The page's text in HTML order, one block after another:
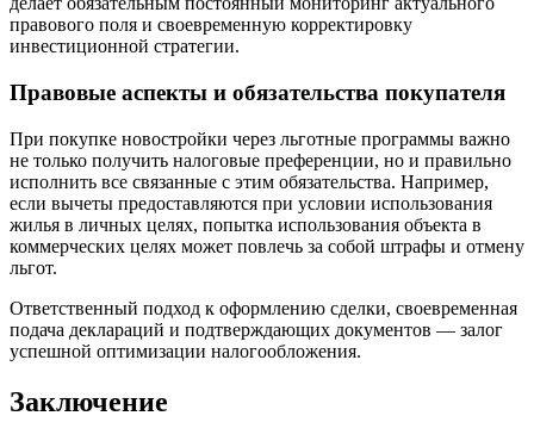
правового поля и своевременную корректировку
инвестиционной стратегии.
Правовые аспекты и обязательства покупателя
При покупке новостройки через льготные программы важно
не только получить налоговые преференции, но и правильно
исполнить все связанные с этим обязательства. Например,
если вычеты предоставляются при условии использования
жилья в личных целях, попытка использования объекта в
коммерческих целях может повлечь за собой штрафы и отмену
льгот.
Ответственный подход к оформлению сделки, своевременная
подача деклараций и подтверждающих документов — залог
успешной оптимизации налогообложения.
Заключение